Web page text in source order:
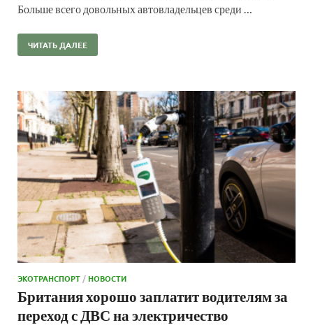
Больше всего довольных автовладельцев среди …
ЧИТАТЬ ДАЛЕЕ
ЭКОТРАНСПОРТ /НОВОСТИ
Британия хорошо заплатит водителям за
переход с ДВС на электричество